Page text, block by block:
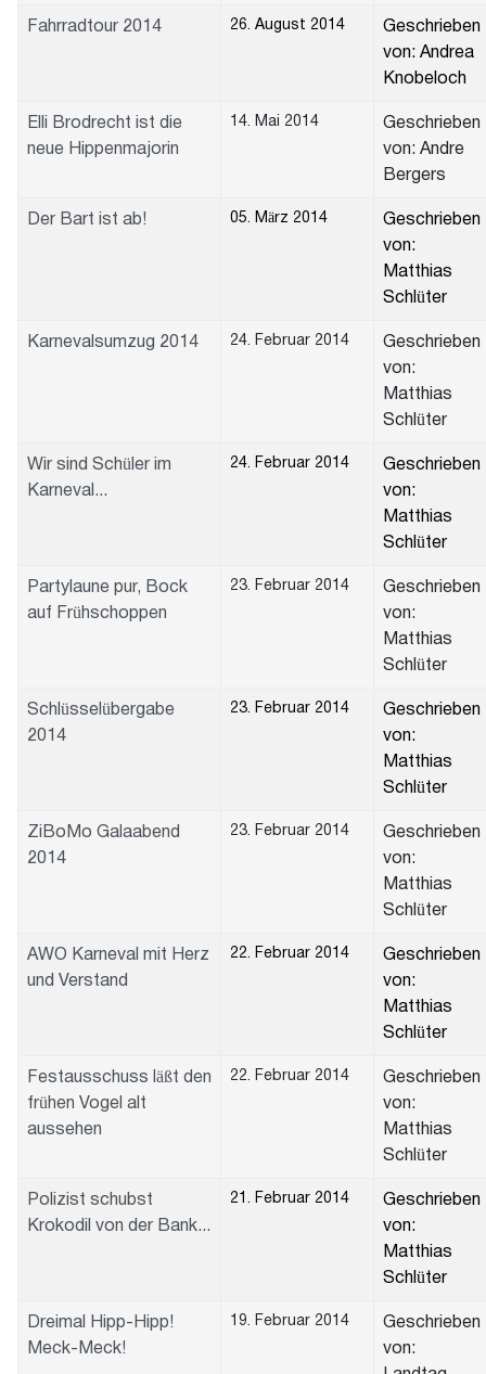
Fahrradtour 2014 26. August 2014
Geschrieben
von: Andrea
Knobeloch
Elli Brodrecht ist die
neue Hippenmajorin
14. Mai 2014
Geschrieben
von: Andre
Bergers
Der Bart ist ab! 05. März 2014
Geschrieben
von:
Matthias
Schlüter
Karnevalsumzug 2014 24. Februar 2014
Geschrieben
von:
Matthias
Schlüter
Wir sind Schüler im
Karneval...
24. Februar 2014
Geschrieben
von:
Matthias
Schlüter
Partylaune pur, Bock
auf Frühschoppen
23. Februar 2014
Geschrieben
von:
Matthias
Schlüter
Schlüsselübergabe
2014
23. Februar 2014
Geschrieben
von:
Matthias
Schlüter
ZiBoMo Galaabend
2014
23. Februar 2014
Geschrieben
von:
Matthias
Schlüter
AWO Karneval mit Herz
und Verstand
22. Februar 2014
Geschrieben
von:
Matthias
Schlüter
Festausschuss läßt den
frühen Vogel alt
aussehen
22. Februar 2014
Geschrieben
von:
Matthias
Schlüter
Polizist schubst
Krokodil von der Bank...
21. Februar 2014
Geschrieben
von:
Matthias
Schlüter
Dreimal Hipp-Hipp!
Meck-Meck!
19. Februar 2014
Geschrieben
von: